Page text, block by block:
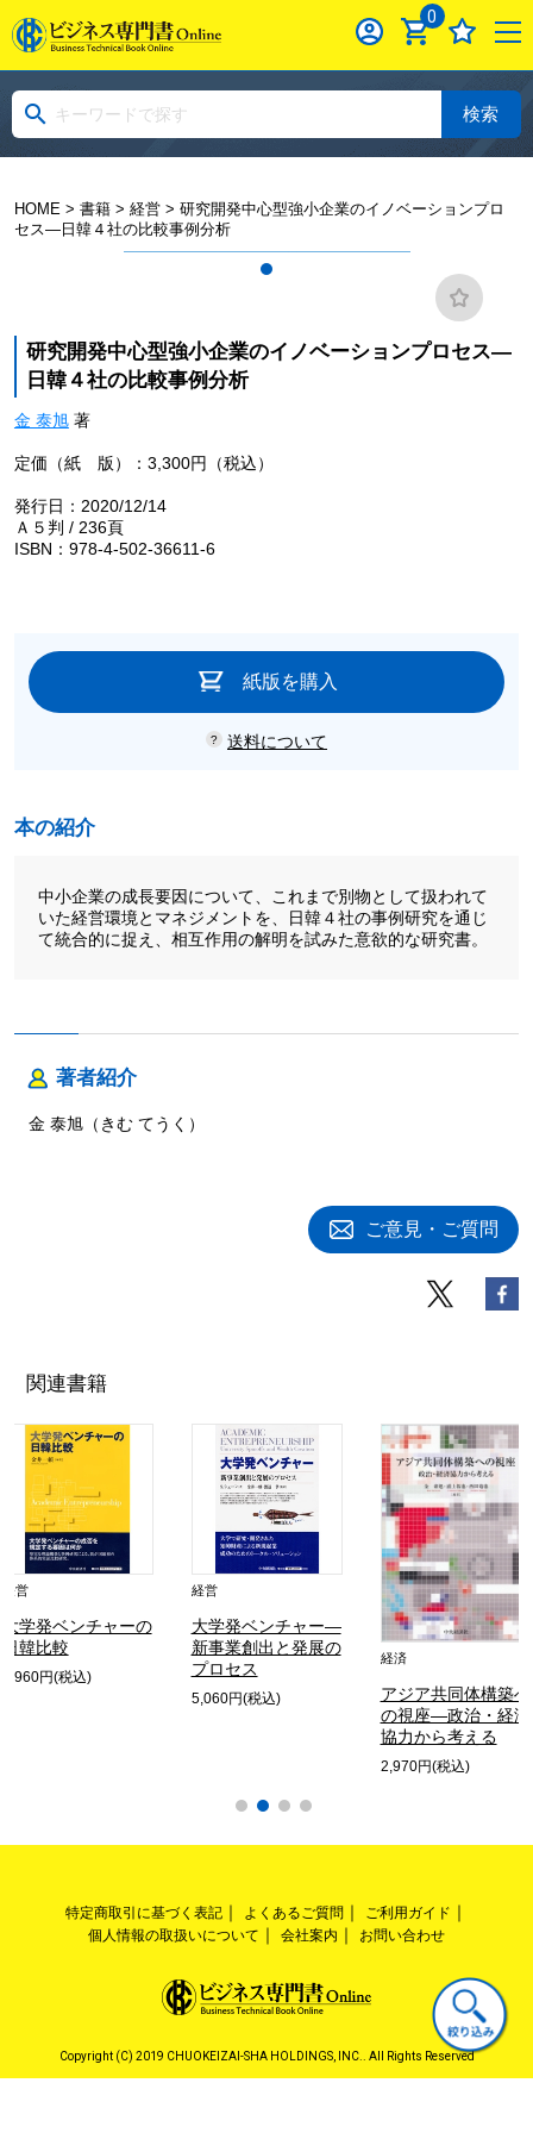
0
検索
HOME> 書籍> 経営> 研究開発中心型強小企業のイノベーションプロ
セス―日韓４社の比較事例分析
研究開発中心型強小企業のイノベーションプロセス―
日韓４社の比較事例分析
金 泰旭著
定価（紙 版）：3,300円（税込）
発行日：2020/12/14
Ａ５判 / 236頁
ISBN：978-4-502-36611-6
紙版を購入
送料について
本の紹介
中小企業の成長要因について、これまで別物として扱われて
いた経営環境とマネジメントを、日韓４社の事例研究を通じ
て統合的に捉え、相互作用の解明を試みた意欲的な研究書。
著者紹介
金 泰旭（きむ てうく）
ご意見・ご質問
関連書籍
経営
大学発ベンチャーの
日韓比較
3,960円(税込)
経営
大学発ベンチャー―
新事業創出と発展の
プロセス
5,060円(税込)
経済
アジア共同体構築へ
の視座―政治・経済
協力から考える
2,970円(税込)
特定商取引に基づく表記 よくあるご質問
ご利用ガイド
個人情報の取扱いについて
会社案内 お問い合わせ
Copyright (C) 2019 CHUOKEIZAI-SHA HOLDINGS, INC.. All Rights Reserved